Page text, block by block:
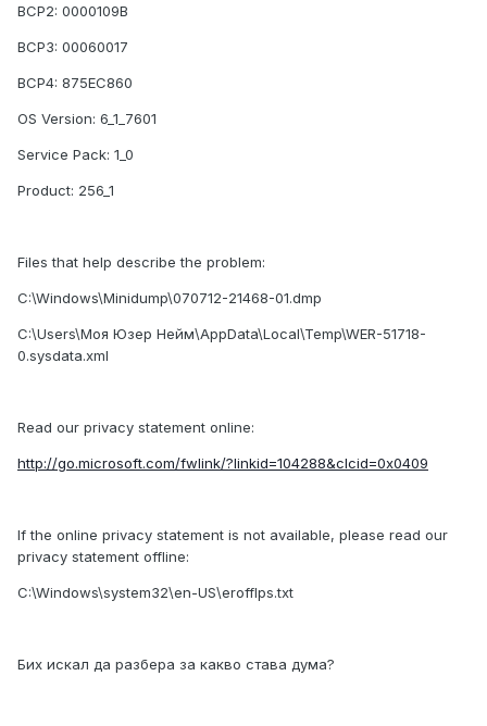
BCP2: 0000109B
BCP3: 00060017
BCP4: 875EC860
OS Version: 6_1_7601
Service Pack: 1_0
Product: 256_1
Files that help describe the problem:
C:\Windows\Minidump\070712-21468-01.dmp
C:\Users\Моя Юзер Нейм\AppData\Local\Temp\WER-51718-
0.sysdata.xml
Read our privacy statement online:
http://go.microsoft.com/fwlink/?linkid=104288&clcid=0x0409
If the online privacy statement is not available, please read our
privacy statement offline:
C:\Windows\system32\en-US\erofflps.txt
Бих искал да разбера за какво става дума?